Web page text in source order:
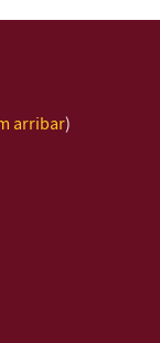
arribar)